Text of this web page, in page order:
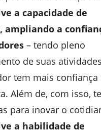
a capacidade de
ampliando a
– tendo pleno
de suas
tem mais confiança
Além de, com isso,
para inovar o
a habilidade de